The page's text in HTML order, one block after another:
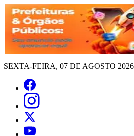
SEXTA-FEIRA, 07 DE AGOSTO 2026